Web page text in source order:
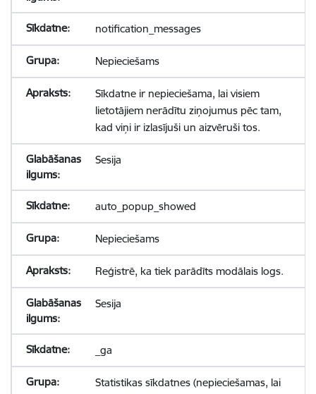
notification_messages
Nepieciešams
Sīkdatne ir nepieciešama, lai visiem
lietotājiem nerādītu ziņojumus pēc tam,
kad viņi ir izlasījuši un aizvēruši tos.
Sesija
auto_popup_showed
Nepieciešams
Reģistrē, ka tiek parādīts modālais logs.
Sesija
_ga
Statistikas sīkdatnes (nepieciešamas, lai